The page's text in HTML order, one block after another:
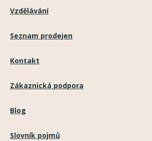
Vzdělávání
Seznam prodejen
Kontakt
Zákaznická podpora
Blog
Slovník pojmů